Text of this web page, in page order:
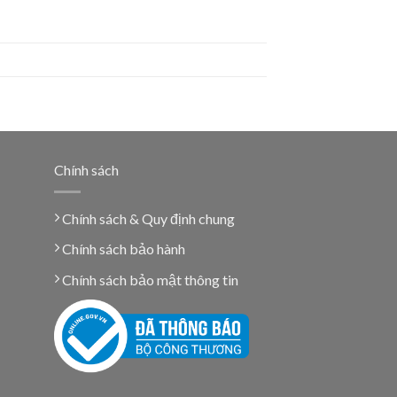
Chính sách
Chính sách & Quy định chung
Chính sách bảo hành
Chính sách bảo mật thông tin